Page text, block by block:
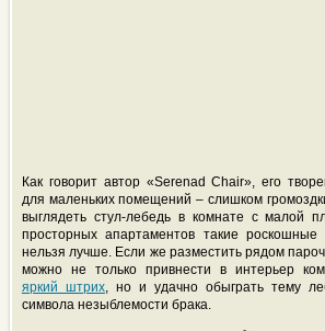
Как говорит автор «Serenad Chair», его
для маленьких помещений – слишком
выглядеть стул-лебедь в комнате с малой
просторных апартаментов такие роскошные
нельзя лучше. Если же разместить рядом
можно не только привнести в интерьер
яркий штрих, но и удачно обыграть тему
символа незыблемости брака.